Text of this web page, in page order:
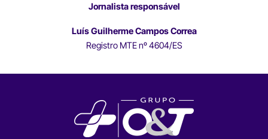
Jornalista responsável
Luís Guilherme Campos Correa
Registro MTE nº 4604/ES